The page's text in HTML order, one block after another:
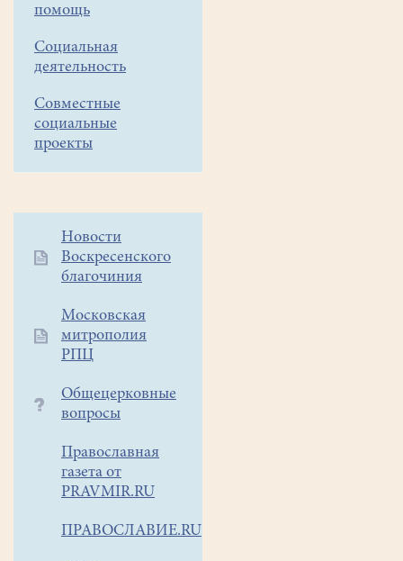
помощь
Социальная
деятельность
Совместные
социальные
проекты
Дополнительное
меню
Новости
Воскресенского
благочиния
Московская
митрополия
РПЦ
Общецерковные
вопросы
Православная
газета от
PRAVMIR.RU
ПРАВОСЛАВИЕ.RU